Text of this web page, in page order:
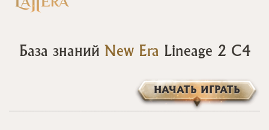
База знаний New Era Lineage 2 C4
НАЧАТЬ ИГРАТЬ